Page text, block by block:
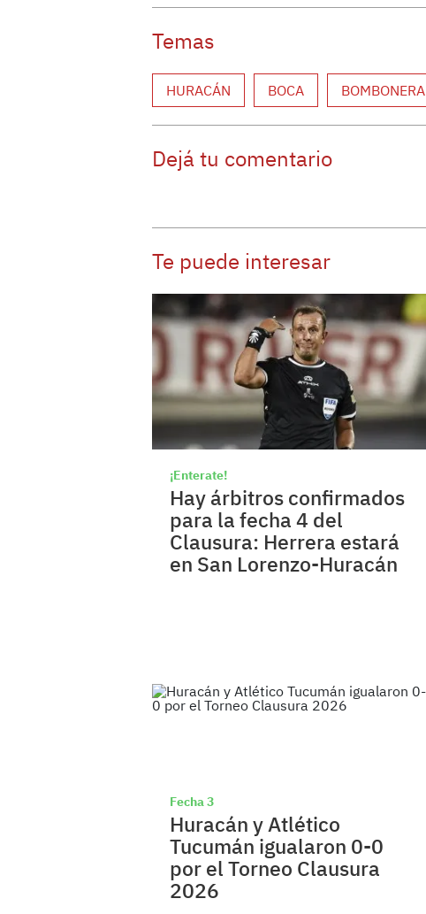
Temas
HURACÁN BOCA BOMBONERA
Dejá tu comentario
Te puede interesar
¡Enterate!
Hay árbitros confirmados
para la fecha 4 del
Clausura: Herrera estará
en San Lorenzo-Huracán
Fecha 3
Huracán y Atlético
Tucumán igualaron 0-0
por el Torneo Clausura
2026